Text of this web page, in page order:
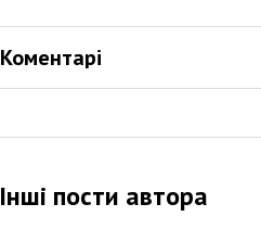
Коментарі
Інші пости автора